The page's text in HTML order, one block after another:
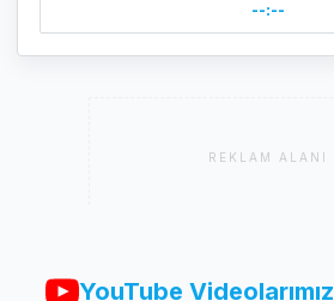
--:--
REKLAM ALANI
YouTube Videolarımız